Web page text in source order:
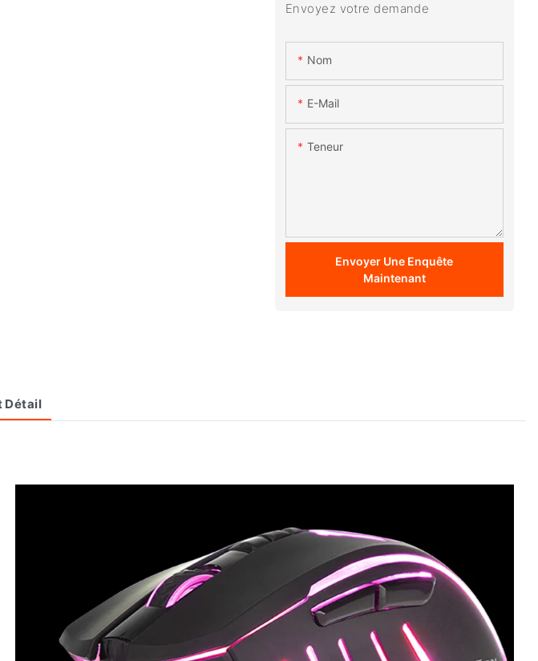
Envoyez votre demande
Nom
E-Mail
Teneur
Envoyer Une Enquête
Maintenant
Détail